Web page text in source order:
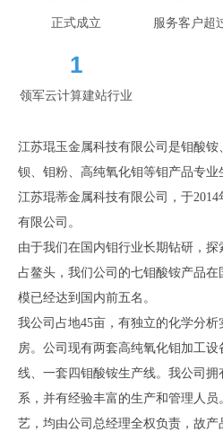
正式成立 服务客户超
1
领军云计算建站行业
江苏琨玉金属科技有限公司是钼酸
钡、钼粉、高纯氧化钼等钼产品专
江苏琨蒂金属科技有限公司，于
有限公司。
由于我们在国内钼行业长期钻研，
占鳌头，我们公司的七钼酸铵产品
模已经达到国内前五名。
我公司占地45亩，有独立的化学分
房。公司现有两套高纯氧化钼加工
线、一套四钼酸铵生产线。我公司
系，并有经验丰富的生产和管理人
艺，均由公司总经理全权负责，故产